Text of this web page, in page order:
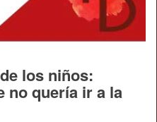
los niños:
no quería ir a la